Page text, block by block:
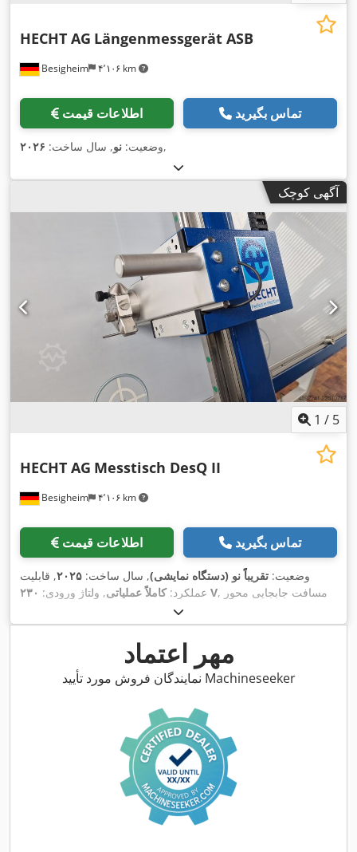
Besigheim ۴٬۱۰۶ km
HECHT AG Längenmessgerät ASB
اطلاعات قیمت تماس بگیرید
وضعیت: نو, سال ساخت: ۲۰۲۶ ,
آگهی کوچک
1 / 5
Besigheim ۴٬۱۰۶ km
HECHT AG Messtisch DesQ II
اطلاعات قیمت تماس بگیرید
وضعیت: تقریباً نو (دستگاه نمایشی), سال ساخت: ۲۰۲۵, قابلیت
عملکرد:کاملاً عملیاتی, ولتاژ ورودی: ۲۳۰ V, مسافت جابجایی محور
۲٬۵۰۰ میلی‌متر
حرکت محور Z:
۶۵ میلی‌متر, طول قطعه کار (حداکثر):۲٬۵۰۰
, ارتفاع قطعه کار (حداکثر): ۶۵ میلی‌متر
قطعه کار:۱٬۰۰۰ میلی‌متر , تجهیزات:
مهر اعتماد
نمایندگان فروش مورد تأیید Machineseeker